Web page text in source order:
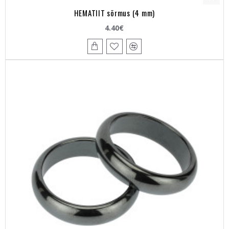
HEMATIIT sõrmus (4 mm)
4.40€